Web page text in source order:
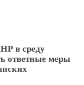
в среду
ответные меры